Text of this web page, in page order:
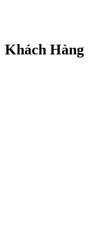
Khách Hàng